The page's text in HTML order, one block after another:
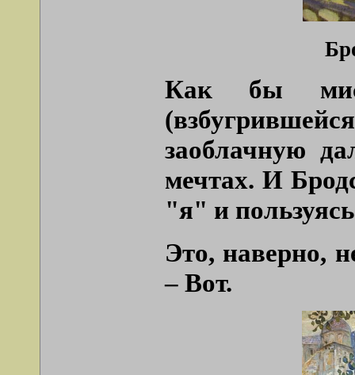
Как бы
заоблачную
мечтах. И
"я" и
Это, наверно,
– Вот.